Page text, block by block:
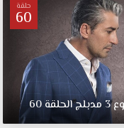
حلقة
60
3 مدبلجالحلقة60